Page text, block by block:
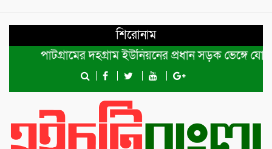
শিরোনাম
পাটগ্রামের দহগ্রাম ইউনিয়নের প্রধান সড়ক ভেঙ্গে যোগাযোগ